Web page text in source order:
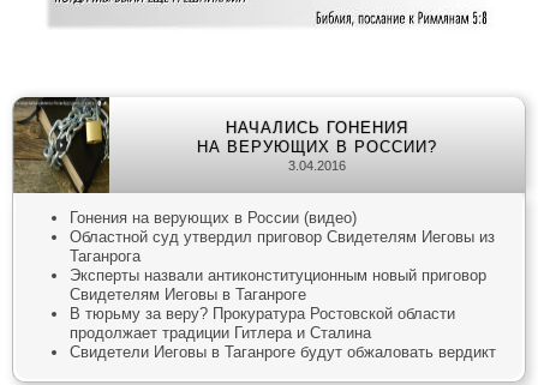
НАЧАЛИСЬ ГОНЕНИЯ
НА ВЕРУЮЩИХ В РОССИИ?
3.04.2016
Гонения на верующих в России (видео)
Областной суд утвердил приговор Свидетелям Иеговы из
Таганрога
Эксперты назвали антиконституционным новый приговор
Свидетелям Иеговы в Таганроге
В тюрьму за веру? Прокуратура Ростовской области
продолжает традиции Гитлера и Сталина
Свидетели Иеговы в Таганроге будут обжаловать вердикт